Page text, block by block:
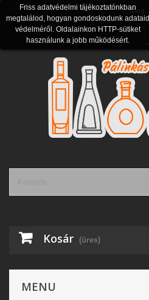
Blog
Kosár (üres)
MENU
Friss adatvédelmi tájékoztatónkban
megtalálod, hogyan gondoskodunk adataid
védelméről. Oldalainkon HTTP-sütiket
használunk a jobb működésért.